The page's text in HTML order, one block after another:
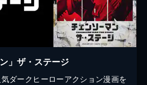
」ザ・ステージ
ダークヒーローアクション漫画を